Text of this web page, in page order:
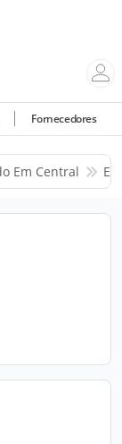
Fornecedores
Em Central